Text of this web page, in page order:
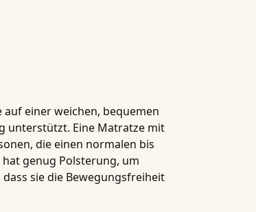
einer weichen, bequemen
unterstützt. Eine Matratze mit
die einen normalen bis
genug Polsterung, um
sie die Bewegungsfreiheit